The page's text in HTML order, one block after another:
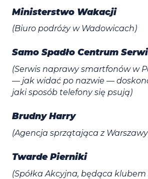
Ministerstwo Wakacji
(Biuro podróży w Wadowicach)
Samo Spadło Centrum
(Serwis naprawy smartfonów w
— jak widać po nazwie —
jaki sposób telefony się psują)
Brudny Harry
(Agencja sprzątająca z
Twarde Pierniki
(Spółka Akcyjna, będąca